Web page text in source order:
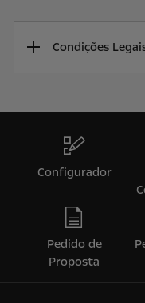
Condições
Configurador
Pedido de
Proposta